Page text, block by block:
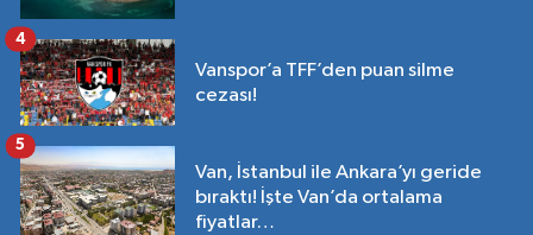
Vanspor’a TFF’den puan silme
cezası!
4
Van, İstanbul ile Ankara’yı geride
bıraktı! İşte Van’da ortalama
fiyatlar…
5